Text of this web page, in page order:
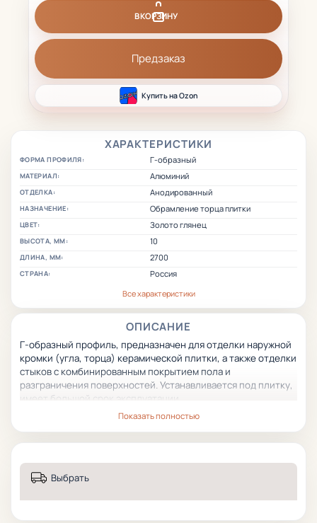
ХАРАКТЕРИСТИКИ
ФОРМА ПРОФИЛЯ: Г-образный
МАТЕРИАЛ: Алюминий
ОТДЕЛКА: Анодированный
НАЗНАЧЕНИЕ: Обрамление торца плитки
ЦВЕТ: Золото глянец
ВЫСОТА, ММ: 10
ДЛИНА, ММ: 2700
СТРАНА:
Россия
Все характеристики
ОПИСАНИЕ
Г-образный профиль, предназначен для отделки наружной
кромки (угла, торца) керамической плитки, а также отделки
стыков с комбинированным покрытием пола и
разграничения поверхностей.Устанавливается под плитку,
имеет большой срок эксплуатации.
Показать полностью
В КОРЗИНУ
Предзаказ
Купить на Ozon
Выбрать